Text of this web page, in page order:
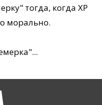
тогда, когда XP
морально.